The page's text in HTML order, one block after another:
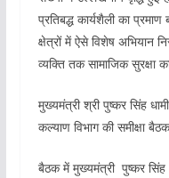
प्रतिबद्ध कार्यशैली का प्रमाण
क्षेत्रों में ऐसे विशेष अभियान
व्यक्ति तक सामाजिक सुरक्षा
मुख्यमंत्री श्री पुष्कर सिंह
कल्याण विभाग की समीक्षा
बैठक में मुख्यमंत्री पुष्कर सिंह